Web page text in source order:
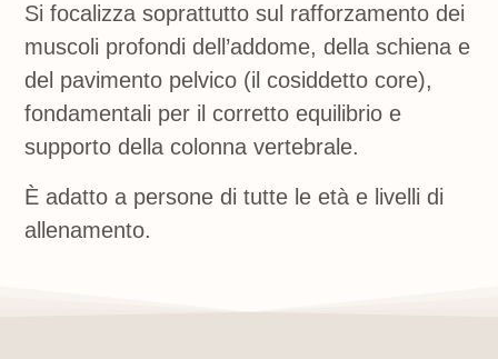
Si focalizza soprattutto sul rafforzamento dei
muscoli profondi dell’addome, della schiena e
del pavimento pelvico (il cosiddetto core),
fondamentali per il corretto equilibrio e
supporto della colonna vertebrale.
È adatto a persone di tutte le età e livelli di
allenamento.